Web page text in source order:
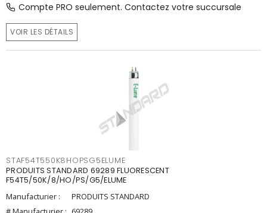
Compte PRO seulement. Contactez votre succursale
VOIR LES DÉTAILS
STAF54T550K8HOPSG5ELUME
PRODUITS STANDARD 69289 FLUORESCENT
F54T5/50K/8/HO/PS/G5/ELUME
Manufacturier :
PRODUITS STANDARD